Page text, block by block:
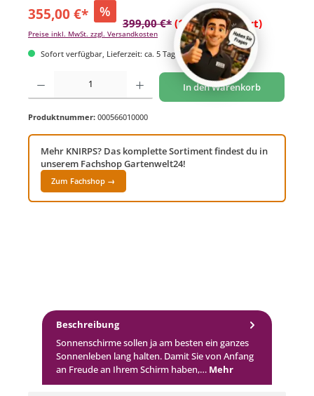
355,00 €* %
399,00 €* (11.03% gespart)
Preise inkl. MwSt. zzgl. Versandkosten
Sofort verfügbar, Lieferzeit: ca. 5 Tage
Produkt Anzahl: Gib den gewünschten Wert ein oder benutze die Schaltflächen um
In den Warenkorb
Produktnummer: 000566010000
Mehr KNIRPS? Das komplette Sortiment findest du in
unserem Fachshop Gartenwelt24!
Zum Fachshop →
Beschreibung
Sonnenschirme sollen ja am besten ein ganzes
Sonnenleben lang halten. Damit Sie von Anfang
an Freude an Ihrem Schirm haben,… Mehr